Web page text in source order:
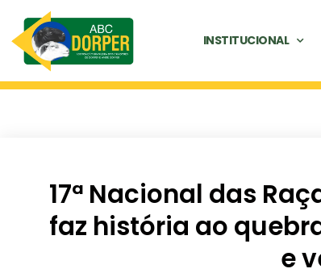
INSTITUCIONAL
17ª Nacional das
faz história ao
e